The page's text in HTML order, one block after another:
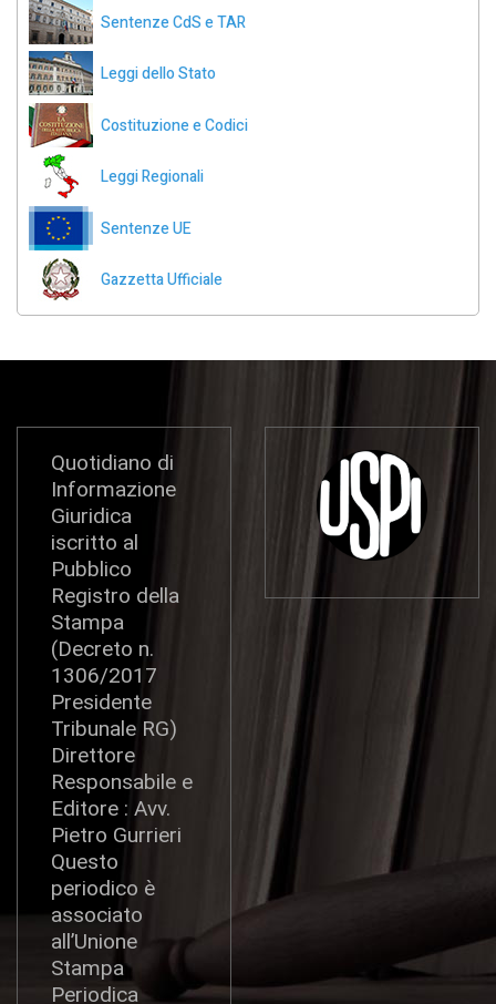
Sentenze CdS e TAR
Leggi dello Stato
Costituzione e Codici
Leggi Regionali
Sentenze UE
Gazzetta Ufficiale
Quotidiano di
Informazione
Giuridica
iscritto al
Pubblico
Registro della
Stampa
(Decreto n.
1306/2017
Presidente
Tribunale RG)
Direttore
Responsabile e
Editore : Avv.
Pietro Gurrieri
Questo
periodico è
associato
all’Unione
Stampa
Periodica